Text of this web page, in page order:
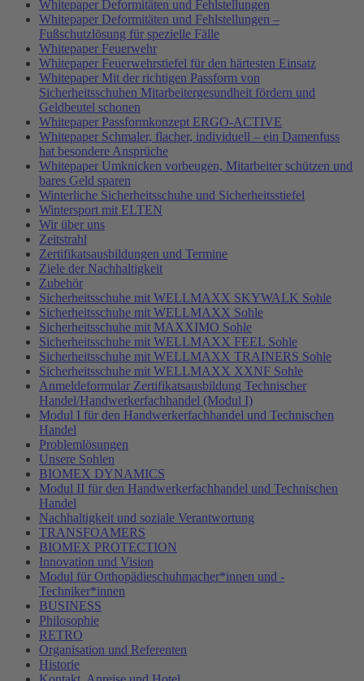
Whitepaper Deformitäten und Fehlstellungen
Whitepaper Deformitäten und Fehlstellungen –
Fußschutzlösung für spezielle Fälle
Whitepaper Feuerwehr
Whitepaper Feuerwehrstiefel für den härtesten Einsatz
Whitepaper Mit der richtigen Passform von
Sicherheitsschuhen Mitarbeitergesundheit fördern und
Geldbeutel schonen
Whitepaper Passformkonzept ERGO-ACTIVE
Whitepaper Schmaler, flacher, individuell – ein Damenfuss
hat besondere Ansprüche
Whitepaper Umknicken vorbeugen, Mitarbeiter schützen und
bares Geld sparen
Winterliche Sicherheitsschuhe und Sicherheitsstiefel
Wintersport mit ELTEN
Wir über uns
Zeitstrahl
Zertifikatsausbildungen und Termine
Ziele der Nachhaltigkeit
Zubehör
Sicherheitsschuhe mit WELLMAXX SKYWALK Sohle
Sicherheitsschuhe mit WELLMAXX Sohle
Sicherheitsschuhe mit MAXXIMO Sohle
Sicherheitsschuhe mit WELLMAXX FEEL Sohle
Sicherheitsschuhe mit WELLMAXX TRAINERS Sohle
Sicherheitsschuhe mit WELLMAXX XXNF Sohle
Anmeldeformular Zertifikatsausbildung Technischer
Handel/Handwerkerfachhandel (Modul I)
Modul I für den Handwerkerfachhandel und Technischen
Handel
Problemlösungen
Unsere Sohlen
BIOMEX DYNAMICS
Modul II für den Handwerkerfachhandel und Technischen
Handel
Nachhaltigkeit und soziale Verantwortung
TRANSFOAMERS
BIOMEX PROTECTION
Innovation und Vision
Modul für Orthopädieschuhmacher*innen und -
Techniker*innen
BUSINESS
Philosophie
RETRO
Organisation und Referenten
Historie